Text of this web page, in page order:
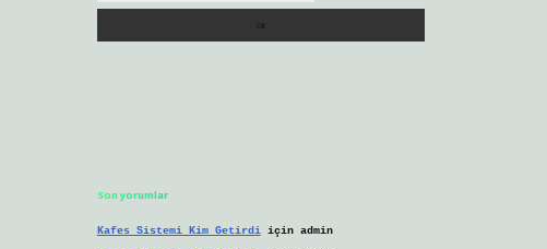
Son yorumlar
Kafes Sistemi Kim Getirdiiçin admin